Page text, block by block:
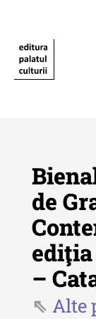
Revista
Revista
- 2025
Revista
de
ediţia
–
Alte